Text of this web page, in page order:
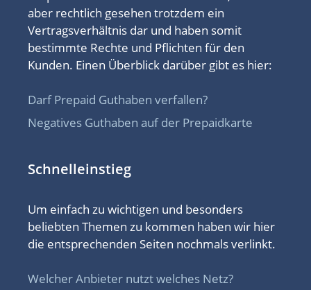
aber rechtlich gesehen trotzdem ein
Vertragsverhältnis dar und haben somit
bestimmte Rechte und Pflichten für den
Kunden. Einen Überblick darüber gibt es hier:
Darf Prepaid Guthaben verfallen?
Negatives Guthaben auf der Prepaidkarte
Schnelleinstieg
Um einfach zu wichtigen und besonders
beliebten Themen zu kommen haben wir hier
die entsprechenden Seiten nochmals verlinkt.
Welcher Anbieter nutzt welches Netz?